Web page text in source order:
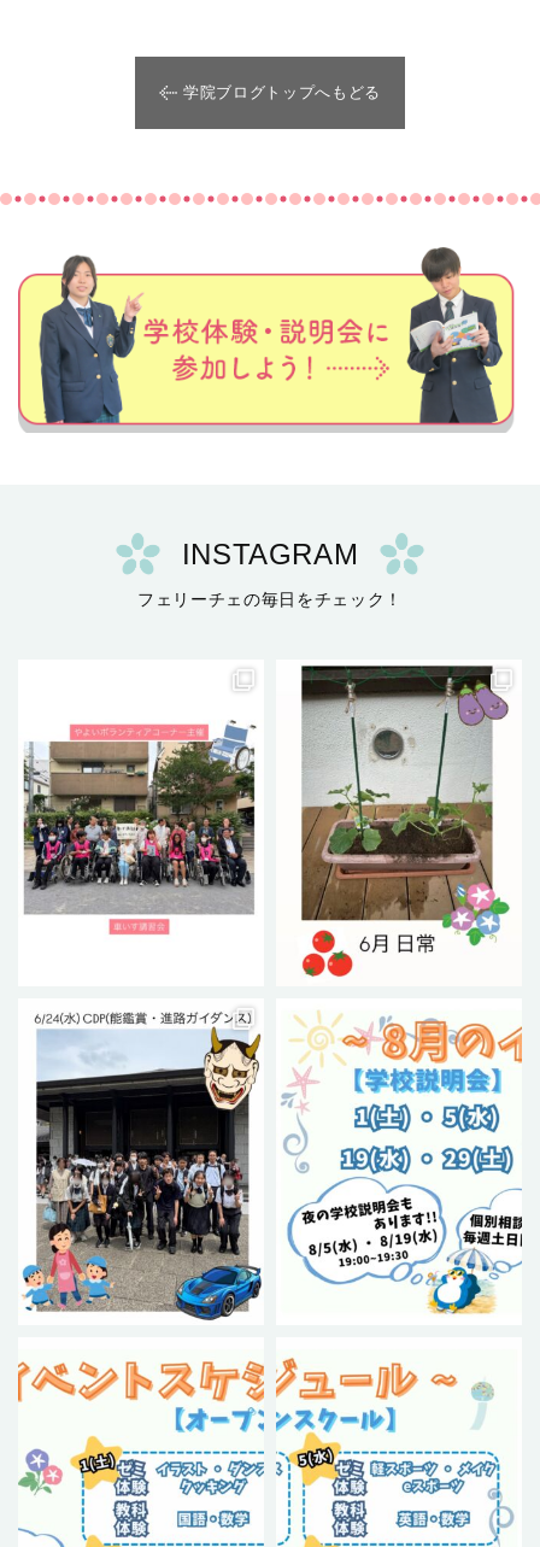
学院ブログトップへもどる
INSTAGRAM
フェリーチェの毎日をチェック！